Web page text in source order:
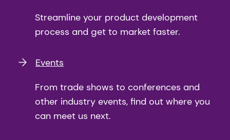
Streamline your product development
process and get to market faster.
Events
From trade shows to conferences and
other industry events, find out where you
can meet us next.